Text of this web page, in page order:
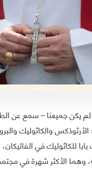
لم يكن جميعنا – سمع عن
الأرثوذكس والكاثوليك
للكاثوليك في
وهما الأكثر شهرة في